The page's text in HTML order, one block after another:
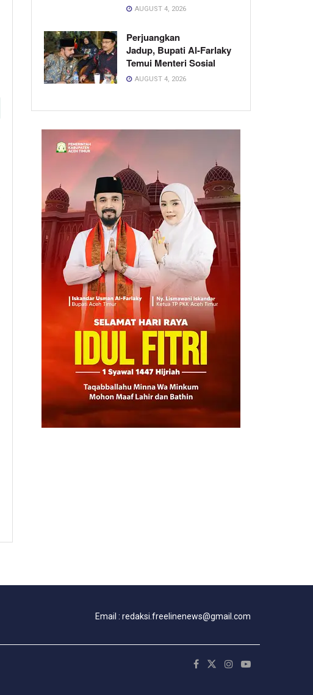
AUGUST 4, 2026
Perjuangkan
Jadup, Bupati Al-Farlaky
Temui Menteri Sosial
AUGUST 4, 2026
Email : redaksi.freelinenews@gmail.com